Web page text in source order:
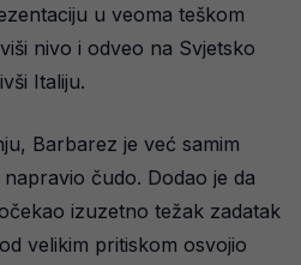
u veoma teškom
nivo i odveo na Svjetsko
Italiju.
Barbarez je već samim
čudo. Dodao je da
izuzetno težak zadatak
velikim pritiskom osvojio